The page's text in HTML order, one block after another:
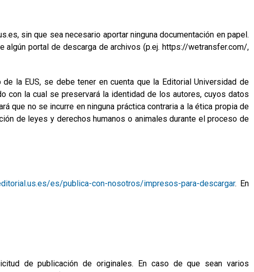
sin que sea necesario aportar ninguna documentación en papel.
portal de descarga de archivos (p.ej. https://wetransfer.com/,
la EUS, se debe tener en cuenta que la Editorial Universidad de
con la cual se preservará la identidad de los autores, cuyos datos
que no se incurre en ninguna práctica contraria a la ética propia de
de leyes y derechos humanos o animales durante el proceso de
es/publica-con-nosotros/impresos-para-descargar. En
de publicación de originales. En caso de que sean varios